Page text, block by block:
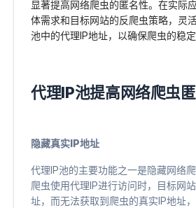
显著提高网络爬虫的匿名性。在实际
体需求和目标网站的反爬虫策略，灵
池中的代理IP地址，以确保爬虫的稳定
代理IP池提高网络爬虫
隐藏真实IP地址
代理IP池的主要功能之一是隐藏网络
爬虫使用代理IP进行访问时，目标网
址，而无法获取到爬虫的真实IP地址